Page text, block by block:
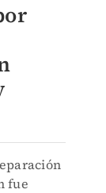
fue